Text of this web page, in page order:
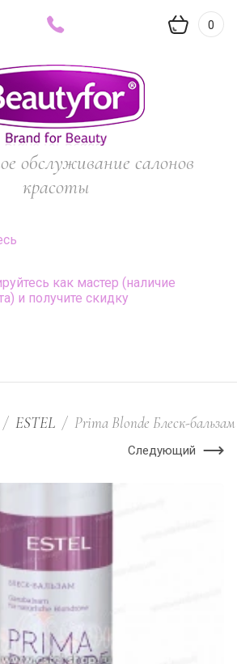
0
обслуживание салонов
красоты
как мастер (наличие
и получите скидку
/ ESTEL / Prima Blonde Блеск-
Следующий